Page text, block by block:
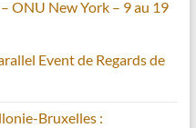
ONU New York – 9 au 19
Event de Regards de
Bruxelles :